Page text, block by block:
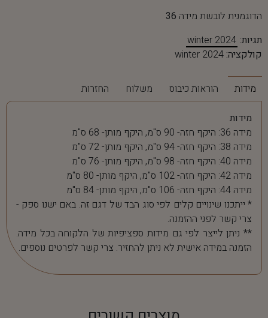
הדוגמנית לובשת מידה 36
תגיות: winter 2024
קולקציה: winter 2024
מידות הוראות כיבוס משלוח החזרות
מידות
מידה 36: היקף חזה- 90 ס"מ, היקף מותן- 68 ס"מ
מידה 38: היקף חזה- 94 ס"מ, היקף מותן- 72 ס"מ
מידה 40: היקף חזה- 98 ס"מ, היקף מותן- 76 ס"מ
מידה 42: היקף חזה- 102 ס"מ, היקף מותן- 80 ס"מ
מידה 44: היקף חזה- 106 ס"מ, היקף מותן- 84 ס"מ
* ייתכנו שינויים קלים לפי סוג הבד של דגם זה. באם ישנו ספק -
צרי קשר לפני ההזמנה.
** ניתן לייצר לפי גם מידות ספציפיות של הלקוחה בכל מידה.
הזמנה במידה אישית לא ניתן להחזיר. צרי קשר לפרטים נוספים.